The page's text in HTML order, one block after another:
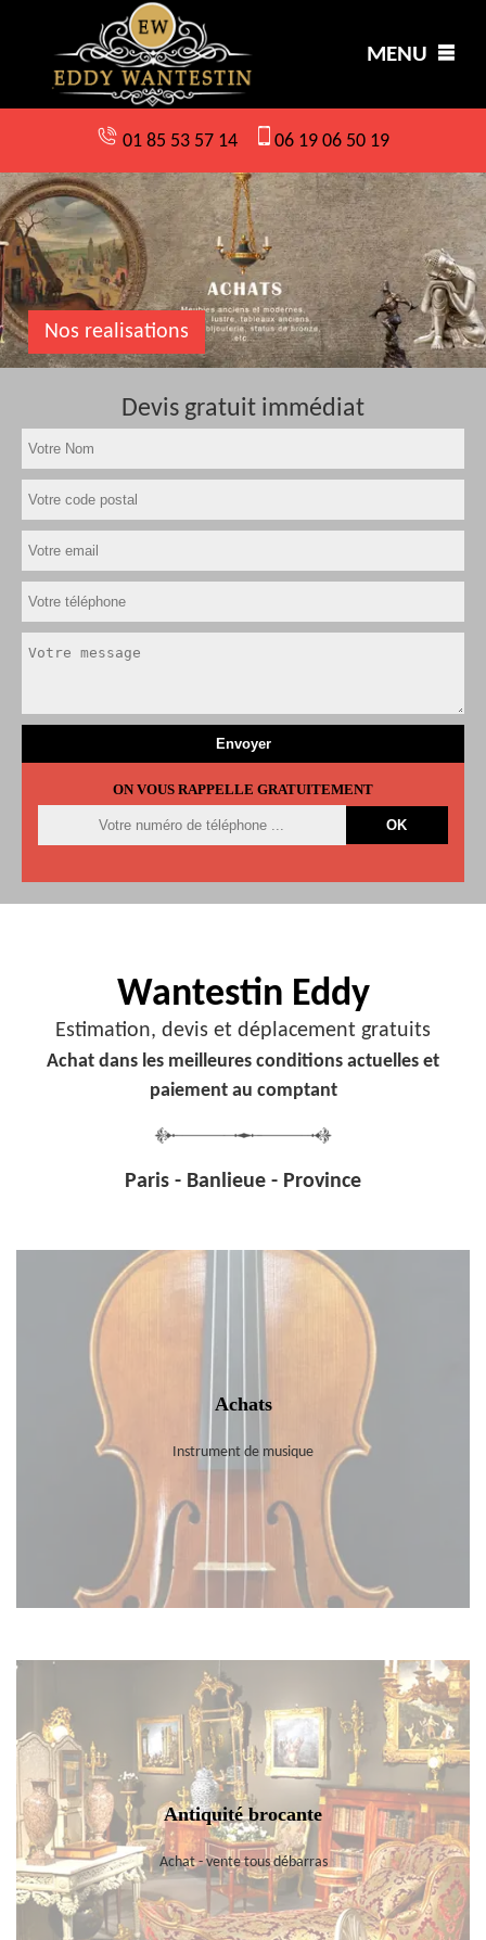
MENU
01 85 53 57 14 06 19 06 50 19
Nos realisations
Devis gratuit immédiat
ON VOUS RAPPELLE GRATUITEMENT
Wantestin Eddy
Estimation, devis et déplacement gratuits
Achat dans les meilleures conditions actuelles et
paiement au comptant
Paris - Banlieue - Province
Achats
Instrument de musique
Antiquité brocante
Achat - vente tous débarras